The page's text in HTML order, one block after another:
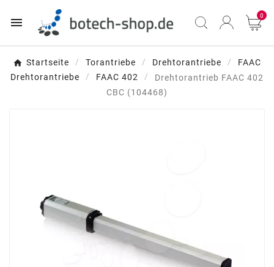
 0
Startseite Torantriebe Drehtorantriebe
FAAC
Drehtorantriebe
FAAC 402
Drehtorantrieb FAAC 402
CBC (104468)